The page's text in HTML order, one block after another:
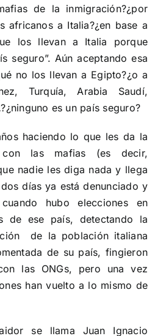
de la inmigración?¿por
africanos a Italia?¿en base a
los llevan a Italia porque
seguro”. Aún aceptando esa
no los llevan a Egipto?¿o a
Turquía, Arabia Saudí,
es un país seguro?
haciendo lo que les da la
con las mafias (es decir,
nadie les diga nada y llega
días ya está denunciado y
hubo elecciones en
de ese país, detectando la
de la población italiana
de su país, fingieron
las ONGs, pero una vez
han vuelto a lo mismo de
se llama Juan Ignacio